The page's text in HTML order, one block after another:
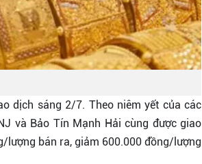
dịch sáng 2/7. Theo niêm yết của các
và Bảo Tín Mạnh Hải cùng được giao
lượng bán ra, giảm 600.000 đồng/lượng